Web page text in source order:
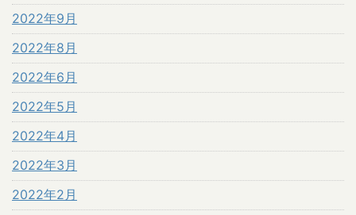
2022年9月
2022年8月
2022年6月
2022年5月
2022年4月
2022年3月
2022年2月